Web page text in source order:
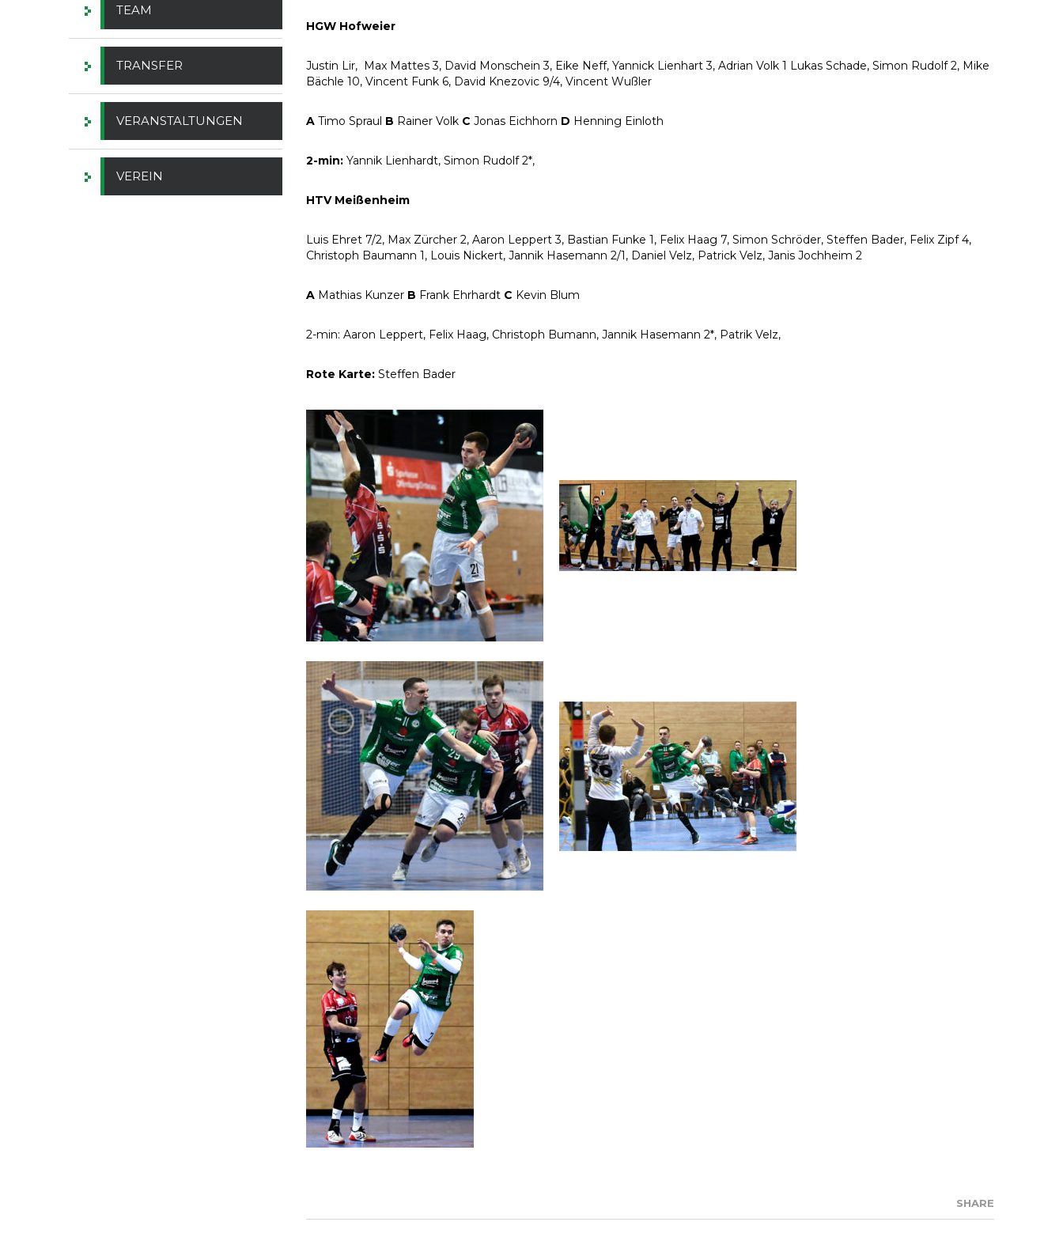
HGW Hofweier
Justin Lir, Max Mattes 3, David Monschein 3, Eike Neff, Yannick Lienhart 3, Adrian Volk 1 Lukas Schade, Simon Rudolf 2, Mike
Bächle 10, Vincent Funk 6, David Knezovic 9/4, Vincent Wußler
A Timo Spraul B Rainer Volk C Jonas Eichhorn D Henning Einloth
2-min: Yannik Lienhardt, Simon Rudolf 2*,
HTV Meißenheim
Luis Ehret 7/2, Max Zürcher 2, Aaron Leppert 3, Bastian Funke 1, Felix Haag 7, Simon Schröder, Steffen Bader, Felix Zipf 4,
Christoph Baumann 1, Louis Nickert, Jannik Hasemann 2/1, Daniel Velz, Patrick Velz, Janis Jochheim 2
A Mathias Kunzer B Frank Ehrhardt C Kevin Blum
2-min: Aaron Leppert, Felix Haag, Christoph Bumann, Jannik Hasemann 2*, Patrik Velz,
Rote Karte: Steffen Bader
SHARE
TEAM
TRANSFER
VERANSTALTUNGEN
VEREIN